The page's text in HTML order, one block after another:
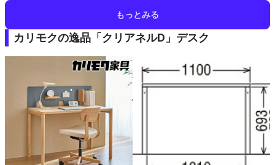
もっとみる
カリモクの逸品「クリアネルD」デスク